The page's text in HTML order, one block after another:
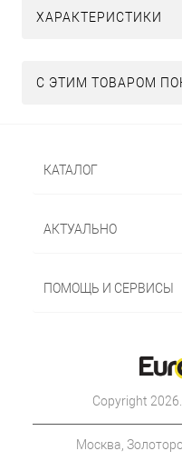
ХАРАКТЕРИСТИКИ
С ЭТИМ ТОВАРОМ
КАТАЛОГ
АКТУАЛЬНО
ПОМОЩЬ И СЕРВИСЫ
Copyright
Москва,